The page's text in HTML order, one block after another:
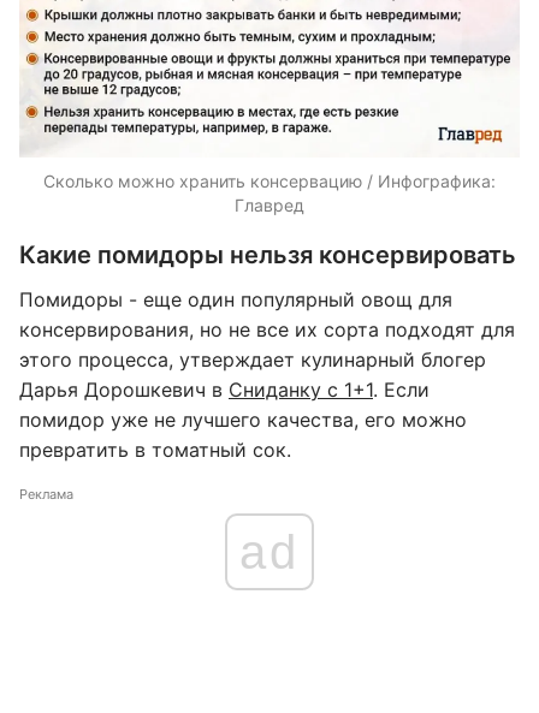
Сколько можно хранить консервацию / Инфографика:
Главред
Какие помидоры нельзя консервировать
Помидоры - еще один популярный овощ для
консервирования, но не все их сорта подходят для
этого процесса, утверждает кулинарный блогер
Дарья Дорошкевич в Сниданку с 1+1. Если
помидор уже не лучшего качества, его можно
превратить в томатный сок.
Реклама
ad